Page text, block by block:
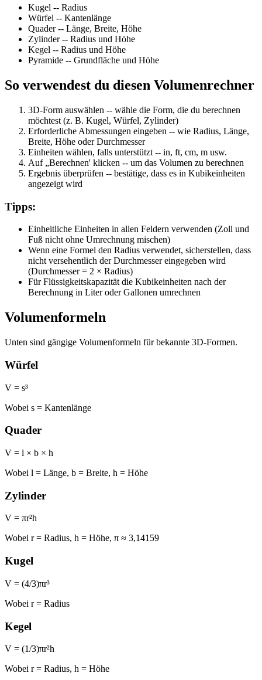
Kugel -- Radius
Würfel -- Kantenlänge
Quader-- Länge, Breite, Höhe
Zylinder-- Radius und Höhe
Kegel -- Radius und Höhe
Pyramide -- Grundfläche und Höhe
So verwendest du diesen Volumenrechner
3D-Form auswählen -- wähle die Form, die du berechnen
möchtest (z. B. Kugel, Würfel, Zylinder)
Erforderliche Abmessungen eingeben -- wie Radius, Länge,
Breite, Höhe oder Durchmesser
Einheiten wählen, falls unterstützt -- in, ft, cm, m usw.
Auf „Berechnen' klicken -- um das Volumen zu berechnen
Ergebnis überprüfen -- bestätige, dass es in Kubikeinheiten
angezeigt wird
Tipps:
Einheitliche Einheiten in allen Feldern verwenden (Zoll und
Fuß nicht ohne Umrechnung mischen)
Wenn eine Formel den Radius verwendet, sicherstellen, dass
nicht versehentlich der Durchmesser eingegeben wird
(Durchmesser = 2 × Radius)
Für Flüssigkeitskapazität die Kubikeinheiten nach der
Berechnung in Liter oder Gallonen umrechnen
Volumenformeln
Unten sind gängige Volumenformeln für bekannte 3D-Formen.
Würfel
V = s³
Wobei s = Kantenlänge
Quader
V = l × b × h
Wobei l = Länge, b = Breite, h = Höhe
Zylinder
V = πr²h
Wobei r = Radius, h = Höhe, π ≈ 3,14159
Kugel
V = (4/3)πr³
Wobei r = Radius
Kegel
V = (1/3)πr²h
Wobei r = Radius, h = Höhe